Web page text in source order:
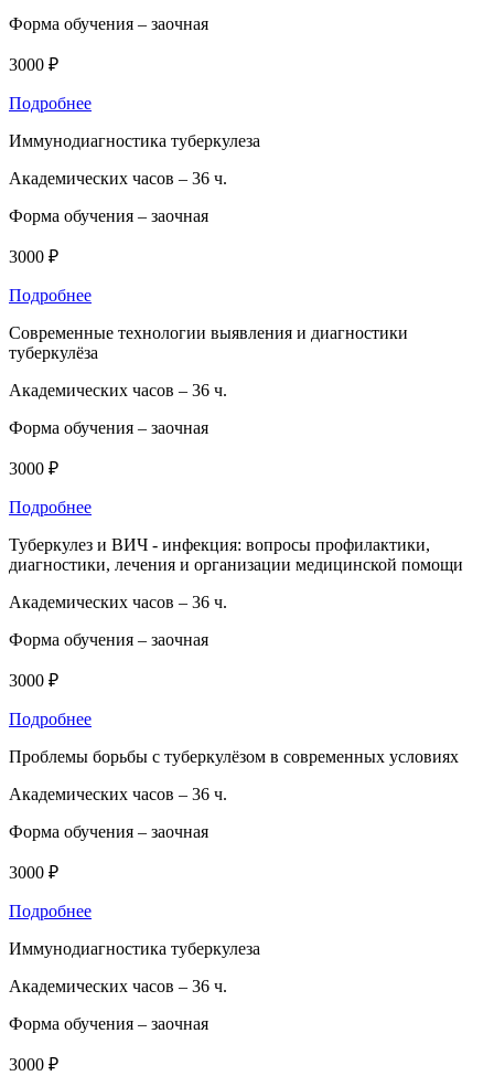
Форма обучения – заочная
3000 ₽
Подробнее
Иммунодиагностика туберкулеза
Академических часов – 36 ч.
Форма обучения – заочная
3000 ₽
Подробнее
Современные технологии выявления и диагностики
туберкулёза
Академических часов – 36 ч.
Форма обучения – заочная
3000 ₽
Подробнее
Туберкулез и ВИЧ - инфекция: вопросы профилактики,
диагностики, лечения и организации медицинской помощи
Академических часов – 36 ч.
Форма обучения – заочная
3000 ₽
Подробнее
Проблемы борьбы с туберкулёзом в современных условиях
Академических часов – 36 ч.
Форма обучения – заочная
3000 ₽
Подробнее
Иммунодиагностика туберкулеза
Академических часов – 36 ч.
Форма обучения – заочная
3000 ₽